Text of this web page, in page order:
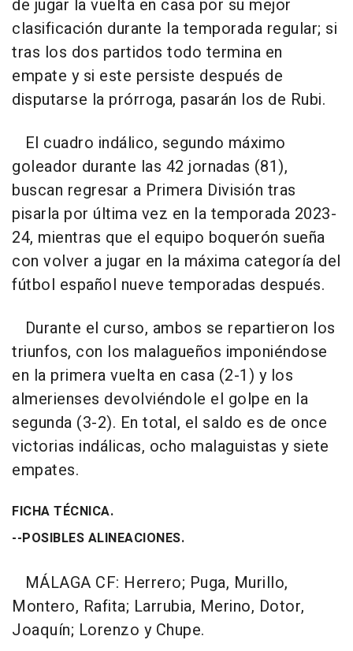
de jugar la vuelta en casa por su mejor
clasificación durante la temporada regular; si
tras los dos partidos todo termina en
empate y si este persiste después de
disputarse la prórroga, pasarán los de Rubi.
El cuadro indálico, segundo máximo
goleador durante las 42 jornadas (81),
buscan regresar a Primera División tras
pisarla por última vez en la temporada 2023-
24, mientras que el equipo boquerón sueña
con volver a jugar en la máxima categoría del
fútbol español nueve temporadas después.
Durante el curso, ambos se repartieron los
triunfos, con los malagueños imponiéndose
en la primera vuelta en casa (2-1) y los
almerienses devolviéndole el golpe en la
segunda (3-2). En total, el saldo es de once
victorias indálicas, ocho malaguistas y siete
empates.
FICHA TÉCNICA.
--POSIBLES ALINEACIONES.
MÁLAGA CF: Herrero; Puga, Murillo,
Montero, Rafita; Larrubia, Merino, Dotor,
Joaquín; Lorenzo y Chupe.